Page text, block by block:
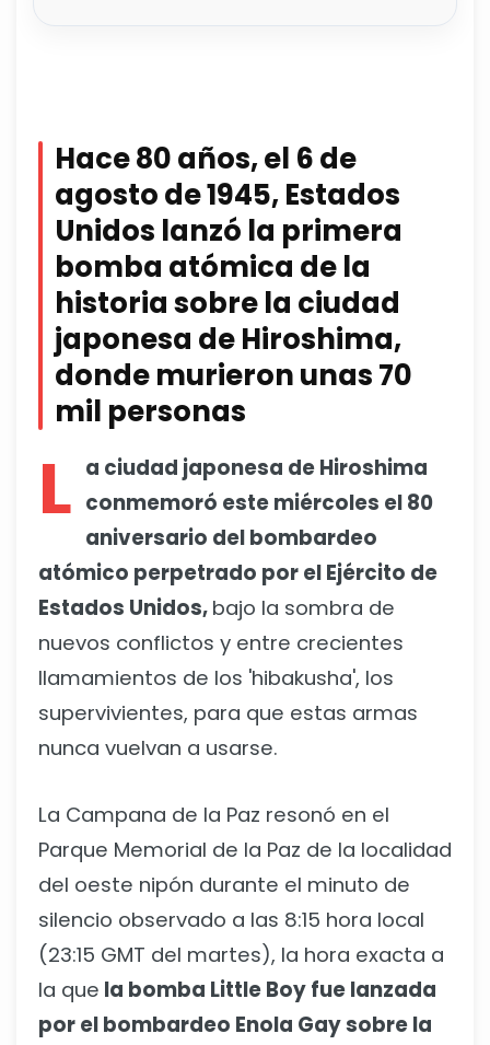
Hace 80 años, el 6 de
agosto de 1945, Estados
Unidos lanzó la primera
bomba atómica de la
historia sobre la ciudad
japonesa de Hiroshima,
donde murieron unas 70
mil personas
L a ciudad japonesa de Hiroshima
conmemoró este miércoles el 80
aniversario del bombardeo
atómico perpetrado por el Ejército de
Estados Unidos, bajo la sombra de
nuevos conflictos y entre crecientes
llamamientos de los 'hibakusha', los
supervivientes, para que estas armas
nunca vuelvan a usarse.
La Campana de la Paz resonó en el
Parque Memorial de la Paz de la localidad
del oeste nipón durante el minuto de
silencio observado a las 8:15 hora local
(23:15 GMT del martes), la hora exacta a
la que la bomba Little Boy fue lanzada
por el bombardeo Enola Gay sobre la